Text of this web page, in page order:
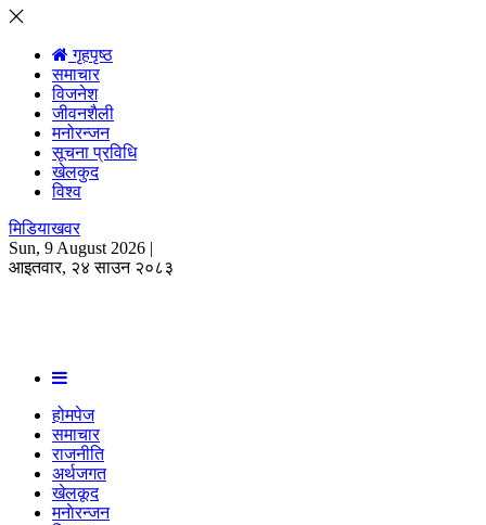
☰
openगृहपृष्ठ
समाचार
विजनेश
जीवनशैली
मनोरन्जन
सूचना प्रविधि
खेलकुद
विश्व
मिडियाखवर
Sun, 9 August 2026 |
आइतवार, २४ साउन २०८३
होमपेज
समाचार
राजनीति
अर्थजगत
खेलकूद
मनाेरन्जन